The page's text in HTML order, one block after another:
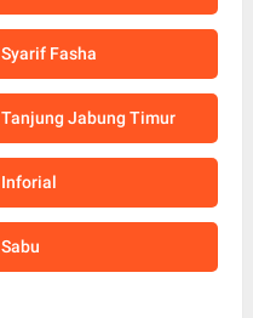
Syarif Fasha
Tanjung Jabung Timur
Inforial
Sabu